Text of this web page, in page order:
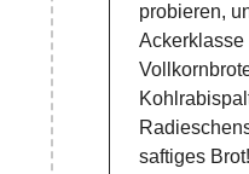
probieren,
Ackerklasse
saftiges